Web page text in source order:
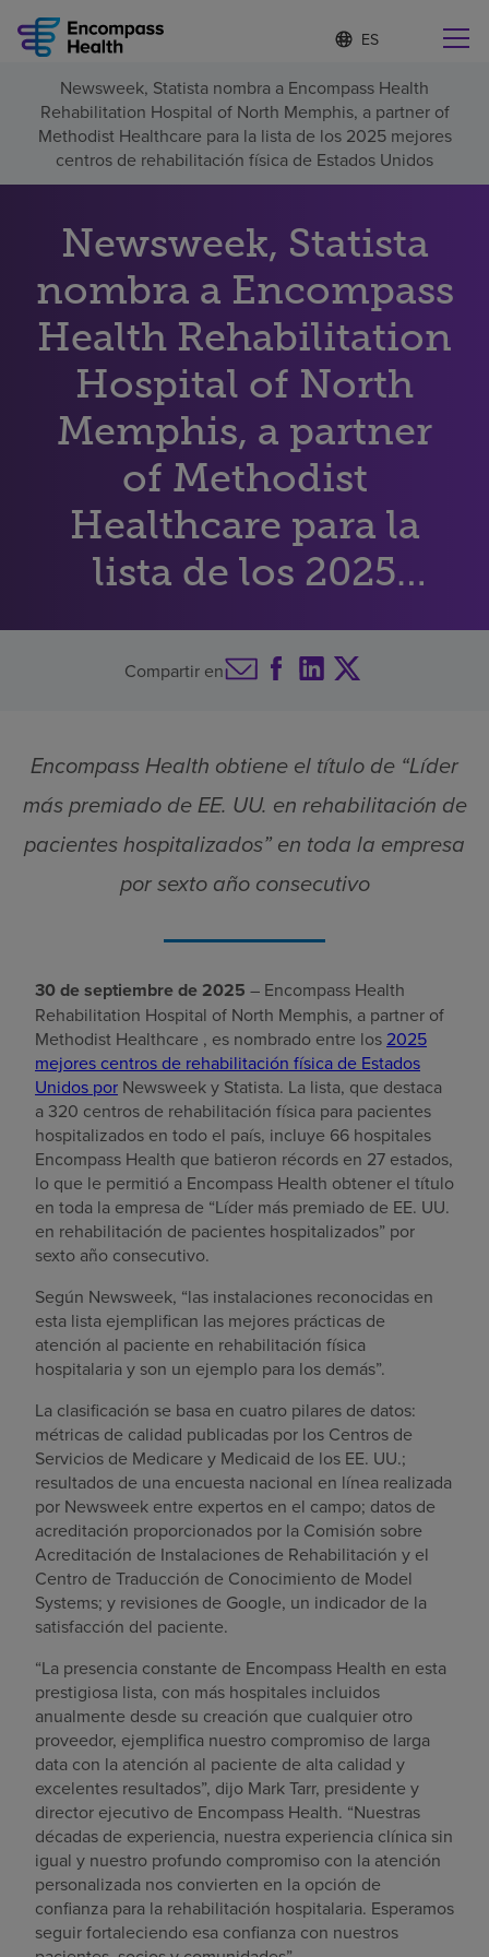
Lista
de
idiomas
contraída
d
o
m
a
s
c
c
o
a
o
Encuentre una localidad cerca de usted
Servicios de rehabilitación
Pacientes y cuidadores
Recursos de salud
Acerca de nosotros
Buscar un centro
Newsweek, Statista nombra a Encompass Health
Rehabilitation Hospital of North Memphis, a partner of
Methodist Healthcare para la lista de los 2025 mejores
centros de rehabilitación física de Estados Unidos
Newsweek, Statista
nombra a Encompass
Health Rehabilitation
Hospital of North
Memphis, a partner
of Methodist
Healthcare para la
lista de los 2025
mejores centros de
rehabilitación física
Compartir en
Encompass Health obtiene el título de “Líder
más premiado de EE. UU. en rehabilitación de
pacientes hospitalizados” en toda la empresa
por sexto año consecutivo
30 de septiembre de 2025 – Encompass Health
Rehabilitation Hospital of North Memphis, a partner of
Methodist Healthcare , es nombrado entre los 2025
mejores centros de rehabilitación física de Estados
Unidos por Newsweek y Statista. La lista, que destaca
a 320 centros de rehabilitación física para pacientes
hospitalizados en todo el país, incluye 66 hospitales
Encompass Health que batieron récords en 27 estados,
lo que le permitió a Encompass Health obtener el título
en toda la empresa de “Líder más premiado de EE. UU.
en rehabilitación de pacientes hospitalizados” por
sexto año consecutivo.
Según Newsweek, “las instalaciones reconocidas en
esta lista ejemplifican las mejores prácticas de
atención al paciente en rehabilitación física
hospitalaria y son un ejemplo para los demás”.
La clasificación se basa en cuatro pilares de datos:
métricas de calidad publicadas por los Centros de
Servicios de Medicare y Medicaid de los EE. UU.;
resultados de una encuesta nacional en línea realizada
por Newsweek entre expertos en el campo; datos de
acreditación proporcionados por la Comisión sobre
Acreditación de Instalaciones de Rehabilitación y el
Centro de Traducción de Conocimiento de Model
Systems; y revisiones de Google, un indicador de la
satisfacción del paciente.
“La presencia constante de Encompass Health en esta
prestigiosa lista, con más hospitales incluidos
anualmente desde su creación que cualquier otro
proveedor, ejemplifica nuestro compromiso de larga
data con la atención al paciente de alta calidad y
excelentes resultados”, dijo Mark Tarr, presidente y
director ejecutivo de Encompass Health. “Nuestras
décadas de experiencia, nuestra experiencia clínica sin
igual y nuestro profundo compromiso con la atención
personalizada nos convierten en la opción de
confianza para la rehabilitación hospitalaria. Esperamos
seguir fortaleciendo esa confianza con nuestros